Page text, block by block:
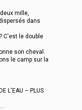
mille,
dans
C'est le double
son cheval.
le camp sur la
L'EAU – PLUS